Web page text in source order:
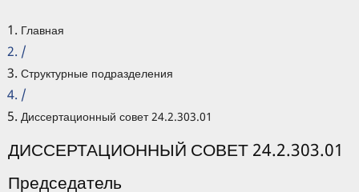
Главная
/
Структурные подразделения
/
Диссертационный совет 24.2.303.01
ДИССЕРТАЦИОННЫЙ СОВЕТ 24.2.303.01
Председатель